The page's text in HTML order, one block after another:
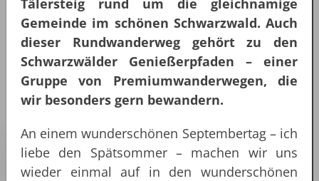
Gemeinde im schönen Schwarzwald. Auch
dieser Rundwanderweg gehört zu den
Schwarzwälder Genießerpfaden – einer
Gruppe von Premiumwanderwegen, die
wir besonders gern bewandern.
An einem wunderschönen Septembertag – ich
liebe den Spätsommer – machen wir uns
wieder einmal auf in den wunderschönen